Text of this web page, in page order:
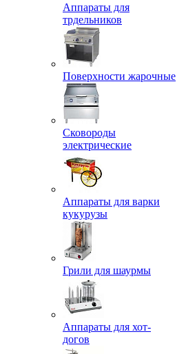
Аппараты для
трдельников
Поверхности жарочные
Сковороды
электрические
Аппараты для варки
кукурузы
Грили для шаурмы
Аппараты для хот-
догов